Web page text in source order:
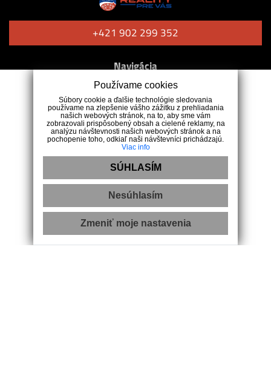
+421 902 299 352
Navigácia
Naše služby
Ponuka nehnuteľností
Kariéra
Domy na kľúč
Kontakt
Kontakt
1.mája 873/12, 02001 Púchov
+421 902 299 352
info@reality-prevas.sk
Používame cookies
Súbory cookie a ďalšie technológie sledovania
používame na zlepšenie vášho zážitku z prehliadania
našich webových stránok, na to, aby sme vám
zobrazovali prispôsobený obsah a cielené reklamy, na
analýzu návštevnosti našich webových stránok a na
pochopenie toho, odkiaľ naši návštevníci prichádzajú.
Viac info
SÚHLASÍM
Nesúhlasím
Zmeniť moje nastavenia